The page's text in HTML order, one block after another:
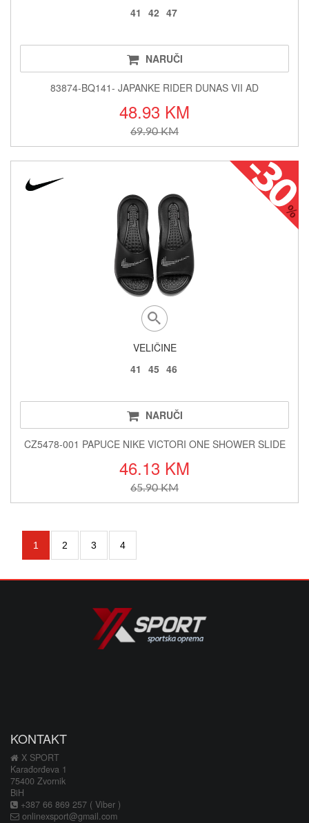
41 42 47
NARUČI
83874-BQ141- JAPANKE RIDER DUNAS VII AD
48.93 KM
69.90 KM
VELIČINE
41 45 46
NARUČI
CZ5478-001 PAPUCE NIKE VICTORI ONE SHOWER SLIDE
46.13 KM
65.90 KM
1 2 3 4
KONTAKT
X SPORT
Karađorđeva 1
75400 Zvornik
BiH
+387 66 869 257 ( Viber )
onlinexsport@gmail.com